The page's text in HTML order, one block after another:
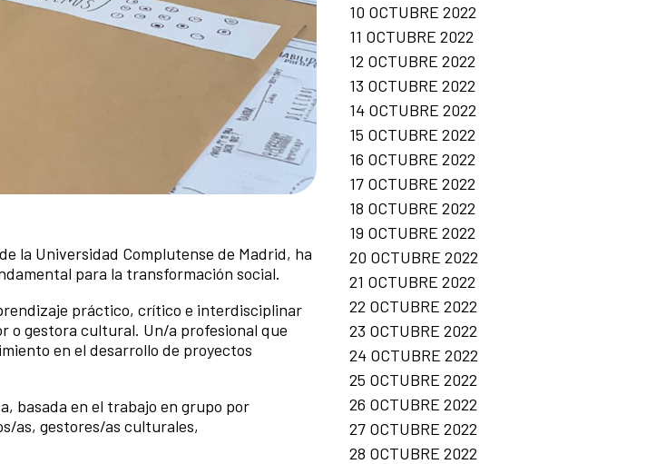
la Universidad Complutense de Madrid, ha
para la transformación social.
práctico, crítico e interdisciplinar
o gestora cultural. Un/a profesional que
en el desarrollo de proyectos
basada en el trabajo en grupo por
as, gestores/as culturales,
10 OCTUBRE 2022
11 OCTUBRE 2022
12 OCTUBRE 2022
13 OCTUBRE 2022
14 OCTUBRE 2022
15 OCTUBRE 2022
16 OCTUBRE 2022
17 OCTUBRE 2022
18 OCTUBRE 2022
19 OCTUBRE 2022
20 OCTUBRE 2022
21 OCTUBRE 2022
22 OCTUBRE 2022
23 OCTUBRE 2022
24 OCTUBRE 2022
25 OCTUBRE 2022
26 OCTUBRE 2022
27 OCTUBRE 2022
28 OCTUBRE 2022